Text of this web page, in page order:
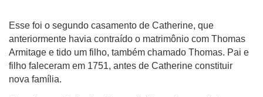
Esse foi o segundo casamento de Catherine, que
anteriormente havia contraído o matrimônio com Thomas
Armitage e tido um filho, também chamado Thomas. Pai e
filho faleceram em 1751, antes de Catherine constituir
nova família.